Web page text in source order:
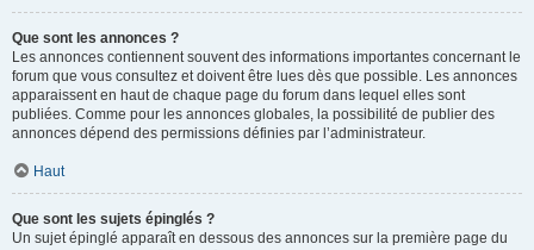
Que sont les annonces ?
Les annonces contiennent souvent des informations importantes concernant le
forum que vous consultez et doivent être lues dès que possible. Les annonces
apparaissent en haut de chaque page du forum dans lequel elles sont
publiées. Comme pour les annonces globales, la possibilité de publier des
annonces dépend des permissions définies par l’administrateur.
Haut
Que sont les sujets épinglés ?
Un sujet épinglé apparaît en dessous des annonces sur la première page du